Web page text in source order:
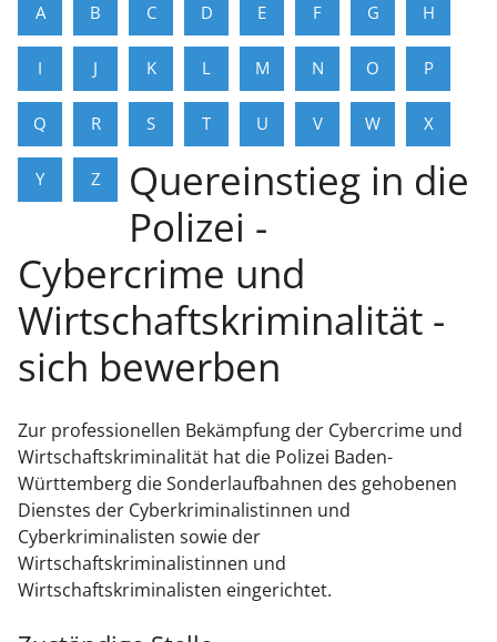
A B C D E F G H
I J K L M N O P
Q R S T U V W X
Y Z
Quereinstieg in die
Polizei -
Cybercrime und
Wirtschaftskriminalität -
sich bewerben
Zur professionellen Bekämpfung der Cybercrime und
Wirtschaftskriminalität hat die Polizei Baden-
Württemberg die Sonderlaufbahnen des gehobenen
Dienstes der Cyberkriminalistinnen und
Cyberkriminalisten sowie der
Wirtschaftskriminalistinnen und
Wirtschaftskriminalisten eingerichtet.